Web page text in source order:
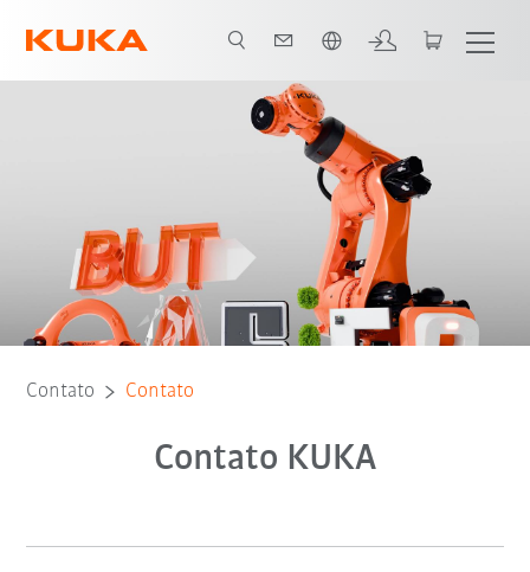
Contato Contato
Contato KUKA